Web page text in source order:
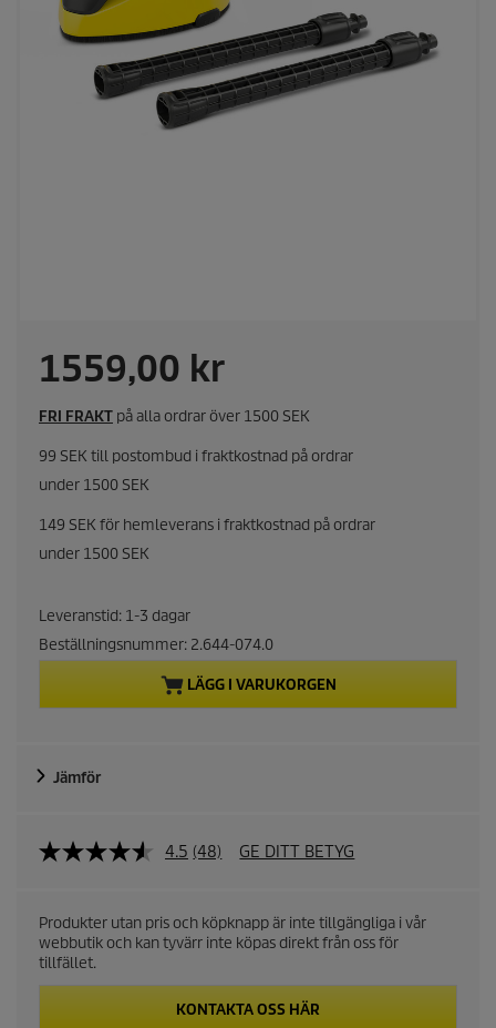
C
u
r
r
e
t
p
o
u
c
t
p
1559,00 kr
FRI FRAKT på alla ordrar över 1500 SEK
99 SEK till postombud i fraktkostnad på ordrar
under 1500 SEK
149 SEK för hemleverans i fraktkostnad på ordrar
under 1500 SEK
Leveranstid: 1-3 dagar
Beställningsnummer: 2.644-074.0
LÄGG I VARUKORGEN
Jämför
4.5 (48) GE DITT BETYG
Produkter utan pris och köpknapp är inte tillgängliga i vår
webbutik och kan tyvärr inte köpas direkt från oss för
tillfället.
KONTAKTA OSS HÄR